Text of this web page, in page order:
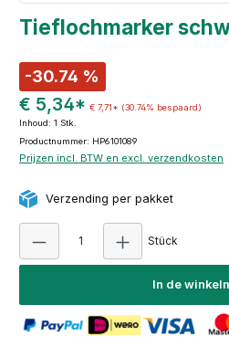
Tieflochmarker
-30.74 %
€ 5,34* € 7,71* (30.74% bespaard)
Inhoud: 1 Stk.
Productnummer: HP6101089
Prijzen incl. BTW en excl. verzendkosten
Verzending per pakket
Stück
In de